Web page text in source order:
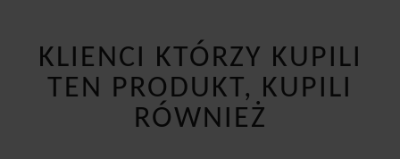
KLIENCI KTÓRZY KUPILI
TEN PRODUKT, KUPILI
RÓWNIEŻ